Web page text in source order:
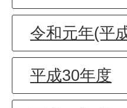
令和元年(平
平成30年度